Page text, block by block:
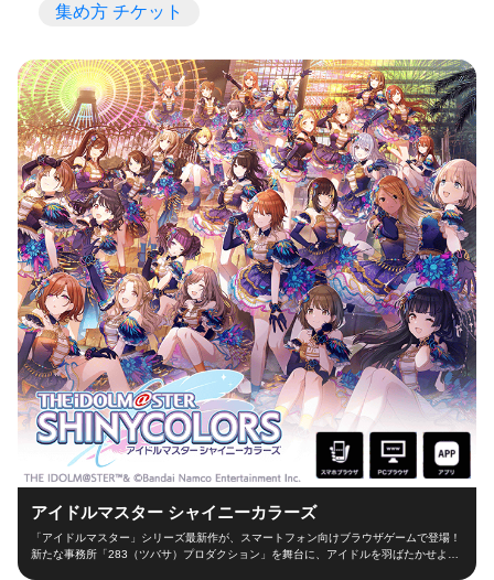
集め方 チケット
アイドルマスター シャイニーカラーズ
「アイドルマスター」シリーズ最新作が、スマートフォン向けブラウザゲームで登場！
新たな事務所「283（ツバサ）プロダクション」を舞台に、アイドルを羽ばたかせよ